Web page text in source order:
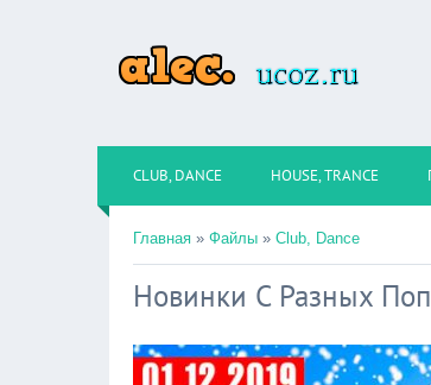
CLUB, DANCE HOUSE, TRANCE
Главная » Файлы » Club, Dance
Новинки С Разных